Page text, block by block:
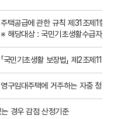
주택공급에 관한 규칙 제31조제1항
※ 해당대상 : 국민기초생활수급자,
「국민기초생활 보장법」 제2조제11
영구임대주택에 거주하는 자중 청약
경우 감점 산정기준